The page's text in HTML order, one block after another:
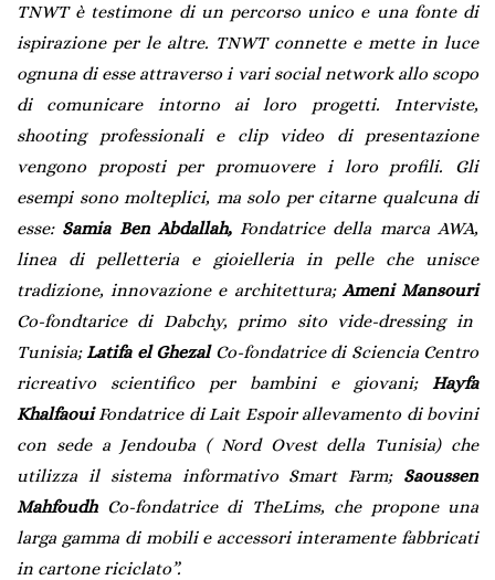
TNWT è testimone di un percorso unico e una fonte di
ispirazione per le altre. TNWT connette e mette in luce
ognuna di esse attraverso i vari social network allo scopo
di comunicare intorno ai loro progetti. Interviste,
shooting professionali e clip video di presentazione
vengono proposti per promuovere i loro profili. Gli
esempi sono molteplici, ma solo per citarne qualcuna di
esse: Samia Ben Abdallah,Fondatrice della marca AWA,
linea di pelletteria e gioielleria in pelle che unisce
tradizione, innovazione e architettura; Ameni Mansouri
Co-fondtarice di Dabchy, primo sito vide-dressing in
Tunisia; Latifa el GhezalCo-fondatrice di Sciencia Centro
ricreativo scientifico per bambini e giovani; Hayfa
KhalfaouiFondatrice di Lait Espoir allevamento di bovini
con sede a Jendouba ( Nord Ovest della Tunisia) che
utilizza il sistema informativo Smart Farm; Saoussen
MahfoudhCo-fondatrice di TheLims, che propone una
larga gamma di mobili e accessori interamente fabbricati
in cartone riciclato”.